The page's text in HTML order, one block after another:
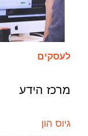
לעסקים
מרכז הידע
גיוס הון